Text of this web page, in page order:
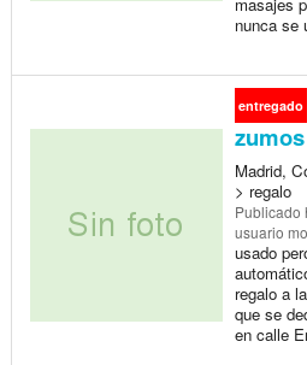
nunca se
entregado
zumos
Madrid,
> regalo
Publicado
usuario
usado
regalo a
que se
en calle